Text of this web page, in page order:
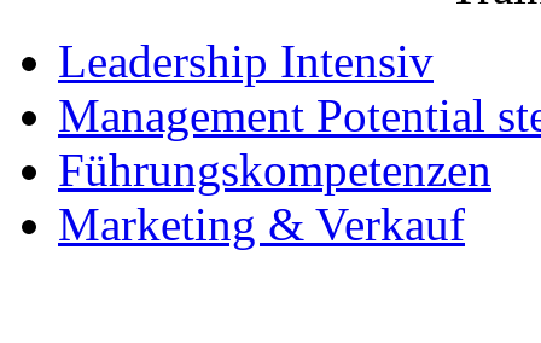
Leadership Intensiv
Management Potential
Führungskompetenzen
Marketing & Verkauf